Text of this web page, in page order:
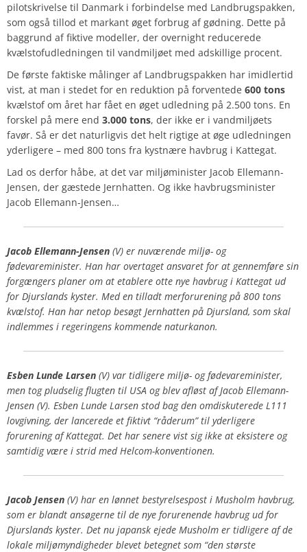
pilotskrivelse til Danmark i forbindelse med Landbrugspakken,
som også tillod et markant øget forbrug af gødning. Dette på
baggrund af fiktive modeller, der overnight reducerede
kvælstofudledningen til vandmiljøet med adskillige procent.
De første faktiske målinger af Landbrugspakken har imidlertid
vist, at man i stedet for en reduktion på forventede 600 tons
kvælstof om året har fået en øget udledning på 2.500 tons. En
forskel på mere end 3.000 tons, der ikke er i vandmiljøets
favør. Så er det naturligvis det helt rigtige at øge udledningen
yderligere – med 800 tons fra kystnære havbrug i Kattegat.
Lad os derfor håbe, at det var miljøminister Jacob Ellemann-
Jensen, der gæstede Jernhatten. Og ikke havbrugsminister
Jacob Ellemann-Jensen…
Jacob Ellemann-Jensen (V) er nuværende miljø- og
fødevareminister. Han har overtaget ansvaret for at gennemføre sin
forgængers planer om at etablere otte nye havbrug i Kattegat ud
for Djurslands kyster. Med en tilladt merforurening på 800 tons
kvælstof. Han har netop besøgt Jernhatten på Djursland, som skal
indlemmes i regeringens kommende naturkanon.
Esben Lunde Larsen (V) var tidligere miljø- og fødevareminister,
men tog pludselig flugten til USA og blev afløst af Jacob Ellemann-
Jensen (V). Esben Lunde Larsen stod bag den omdiskuterede L111
lovgivning, der lancerede et fiktivt “råderum” til yderligere
forurening af Kattegat. Det har senere vist sigikke at eksistere og
samtidig være i strid med Helcom-konventionen.
Jacob Jensen (V) har en lønnet bestyrelsespost i Musholm havbrug,
som er blandt ansøgerne til de nye forurenende havbrug ud for
Djurslands kyster. Det nu japansk ejede Musholm er tidligere af de
lokale miljømyndigheder blevet betegnet som “den største